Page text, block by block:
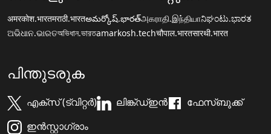
अमरकोश.भारतमराठी.भारतఅమర్కోష్.భారత్அகராதி.இந்தியாನಿಘಂಟು.ಭಾರತ
ଅଭିଧାନ.ଭାରତঅভিধান.ভারতamarkosh.techचौपाल.भारतसारथी.भारत
പിന്തുടരുക
എക്സ് (ട്വിറ്റർ) ലിങ്ക്ഡ്ഇൻ
ഫേസ്ബുക്ക്
ഇൻസ്റ്റാഗ്രാം